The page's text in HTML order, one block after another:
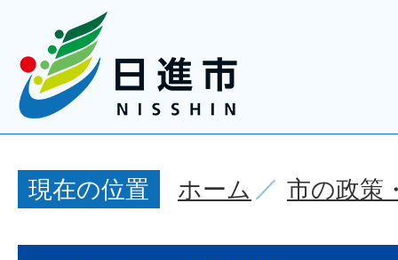
現在の位置 ホーム 市の政策